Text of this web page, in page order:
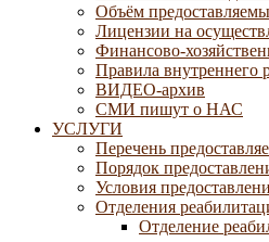
Объём
Лицензии на
Финансово-
Правила внутреннего
ВИДЕО-архив
СМИ пишут о НАС
УСЛУГИ
Перечень
Порядок
Условия
Отделения
Отделение